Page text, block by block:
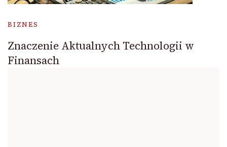
BIZNES
Znaczenie Aktualnych Technologii w
Finansach